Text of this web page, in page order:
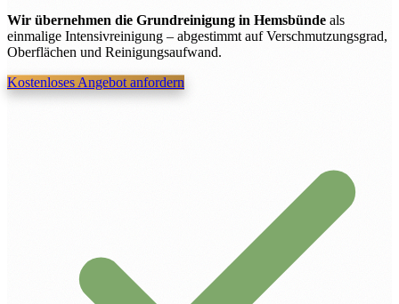
Wir übernehmen die Grundreinigung in Hemsbünde als
einmalige Intensivreinigung – abgestimmt auf Verschmutzungsgrad,
Oberflächen und Reinigungsaufwand.
Kostenloses Angebot anfordern